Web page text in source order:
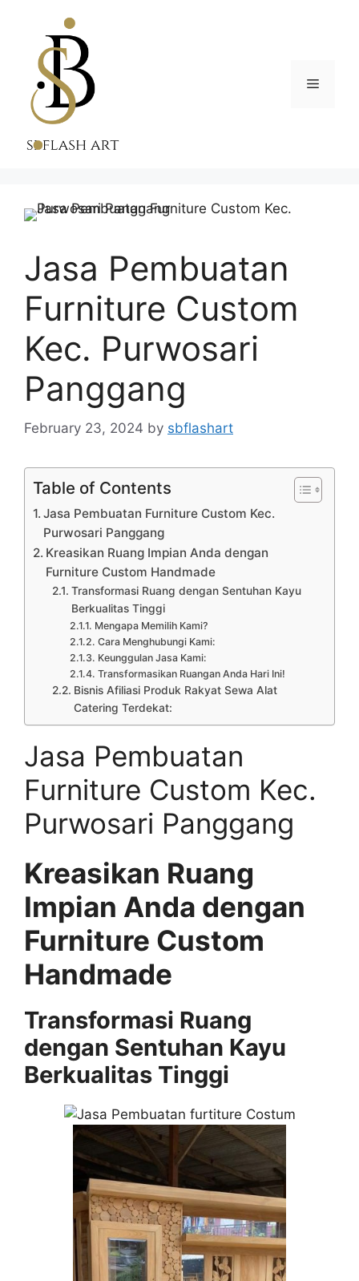
content
Menu
Jasa Pembuatan
Furniture Custom
Kec. Purwosari
Panggang
February 23, 2024 by sbflashart
Table of Contents
Jasa Pembuatan Furniture Custom Kec.
Purwosari Panggang
Kreasikan Ruang Impian Anda dengan
Furniture Custom Handmade
Transformasi Ruang dengan Sentuhan Kayu
Berkualitas Tinggi
Mengapa Memilih Kami?
Cara Menghubungi Kami:
Keunggulan Jasa Kami:
Transformasikan Ruangan Anda Hari Ini!
Bisnis Afiliasi Produk Rakyat Sewa Alat
Catering Terdekat:
Jasa Pembuatan
Furniture Custom Kec.
Purwosari Panggang
Kreasikan Ruang
Impian Anda dengan
Furniture Custom
Handmade
Transformasi Ruang
dengan Sentuhan Kayu
Berkualitas Tinggi